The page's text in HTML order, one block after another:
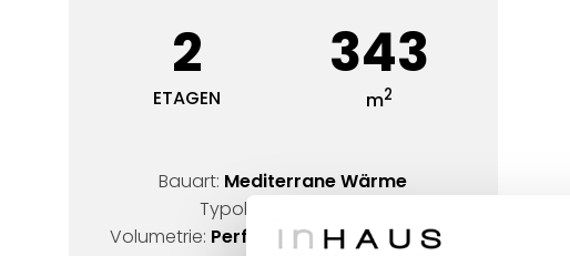
2
ETAGEN
343
m2
Bauart: Mediterrane Wärme
Typologie:
Volumetrie: Perforiertes Würfel-Design